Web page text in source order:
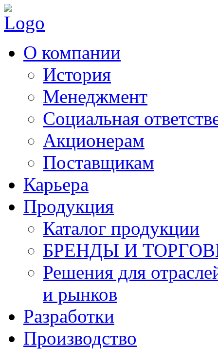
О компании
История
Менеджмент
Социальная
Акционерам
Поставщикам
Карьера
Продукция
Каталог продукции
БРЕНДЫ И
Решения для
и рынков
Разработки
Производство